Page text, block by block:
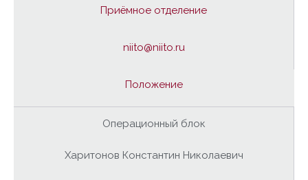
Приёмное отделение
niito@niito.ru
Положение
Операционный блок
Харитонов Константин Николаевич